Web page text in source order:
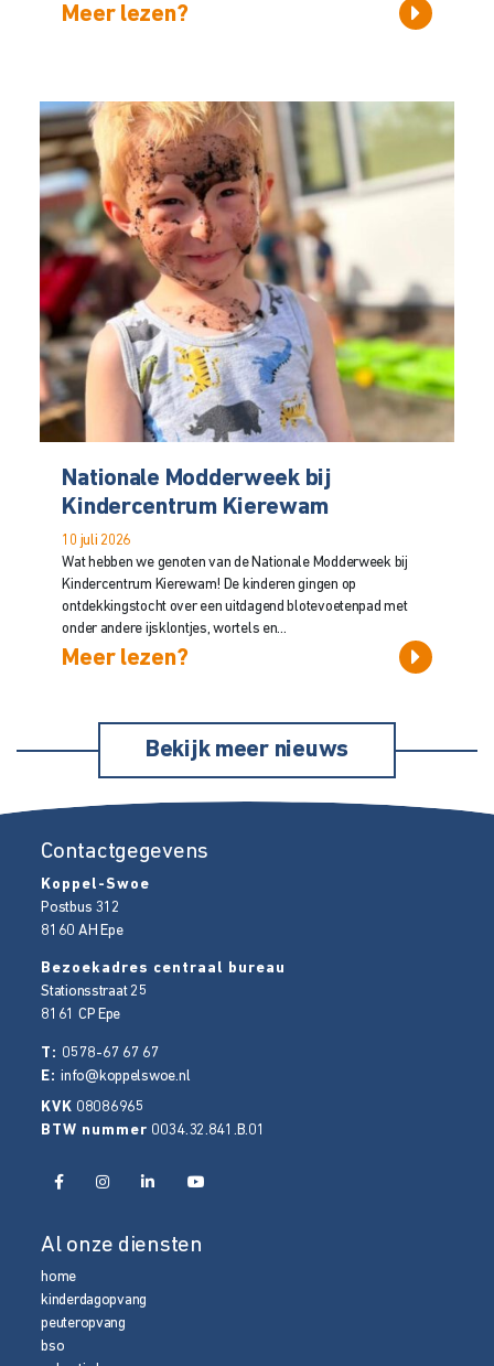
Meer lezen?
Nationale Modderweek bij
Kindercentrum Kierewam
10 juli 2026
Wat hebben we genoten van de Nationale Modderweek bij
Kindercentrum Kierewam! De kinderen gingen op
ontdekkingstocht over een uitdagend blotevoetenpad met
onder andere ijsklontjes, wortels en...
Meer lezen?
Bekijk meer nieuws
Contactgegevens
Koppel-Swoe
Postbus 312
8160 AH Epe
Bezoekadres centraal bureau
Stationsstraat 25
8161 CPEpe
T: 0578-67 67 67
E:info@koppelswoe.nl
KVK 08086965
BTW nummer 0034.32.841.B.01
Al onze diensten
home
kinderdagopvang
peuteropvang
bso